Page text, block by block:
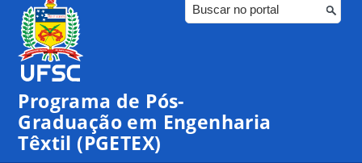
Participe
Programa de Pós-
Graduação em Engenharia
Têxtil (PGETEX)